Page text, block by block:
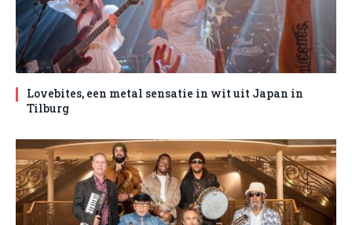
Lovebites, een metal sensatie in wit uit Japan in
Tilburg